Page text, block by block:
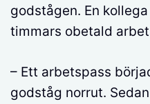
godstågen. En
timmars obetald
– Ett arbetspass
godståg norrut.